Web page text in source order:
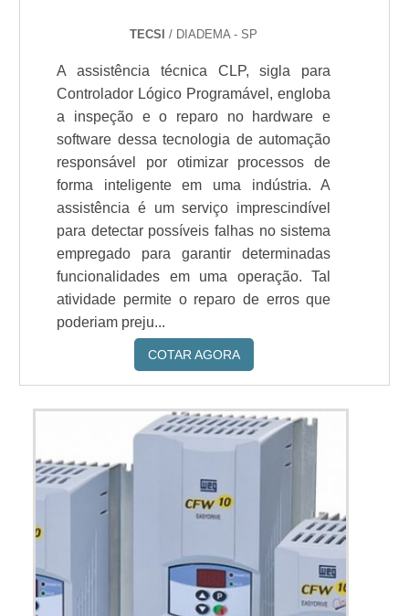
TECSI/ DIADEMA - SP
A assistência técnica CLP, sigla para
Controlador Lógico Programável, engloba
a inspeção e o reparo no hardware e
software dessa tecnologia de automação
responsável por otimizar processos de
forma inteligente em uma indústria. A
assistência é um serviço imprescindível
para detectar possíveis falhas no sistema
empregado para garantir determinadas
funcionalidades em uma operação. Tal
atividade permite o reparo de erros que
poderiam preju...
COTAR AGORA